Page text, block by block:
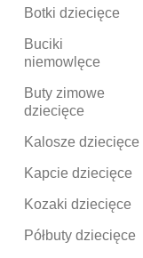
Botki dziecięce
Buciki
niemowlęce
Buty zimowe
dziecięce
Kalosze dziecięce
Kapcie dziecięce
Kozaki dziecięce
Półbuty dziecięce